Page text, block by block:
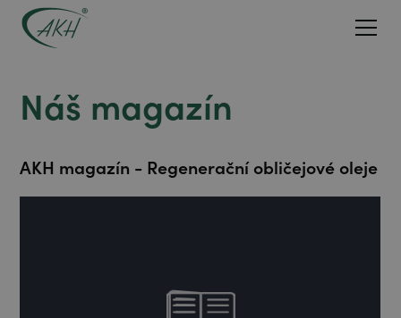
Náš magazín
AKH magazín - Regenerační obličejové oleje